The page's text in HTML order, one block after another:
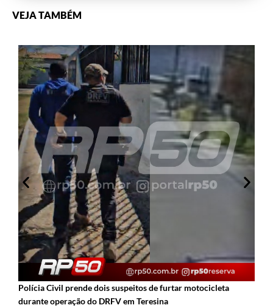
VEJA TAMBÉM
Polícia Civil prende dois suspeitos de furtar motocicleta
durante operação do DRFV em Teresina